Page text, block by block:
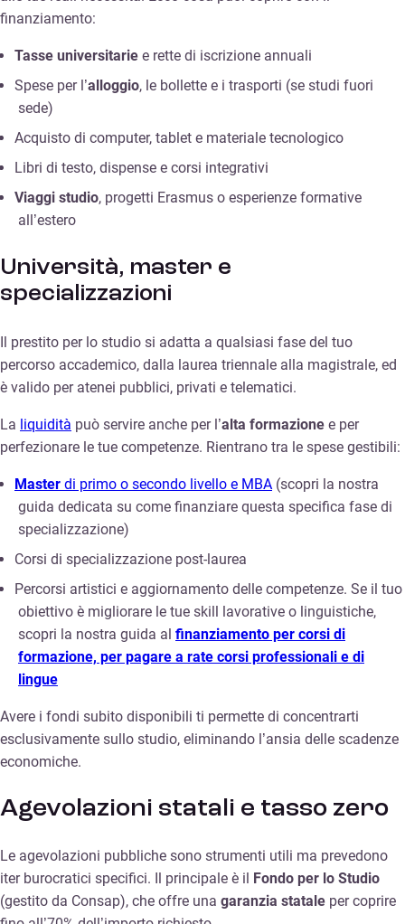
finanziamento:
Tasse universitarie e rette di iscrizione annuali
Spese per l’alloggio, le bollette e i trasporti (se studi fuori
sede)
Acquisto di computer, tablet e materiale tecnologico
Libri di testo, dispense e corsi integrativi
Viaggi studio, progetti Erasmus o esperienze formative
all’estero
Università, master e
specializzazioni
Il prestito per lo studio si adatta a qualsiasi fase del tuo
percorso accademico, dalla laurea triennale alla magistrale, ed
è valido per atenei pubblici, privati e telematici.
La liquidità può servire anche per l’alta formazione e per
perfezionare le tue competenze. Rientrano tra le spese gestibili:
Master di primo o secondo livello e MBA (scopri la nostra
guida dedicata su come finanziare questa specifica fase di
specializzazione)
Corsi di specializzazione post-laurea
Percorsi artistici e aggiornamento delle competenze. Se il tuo
obiettivo è migliorare le tue skill lavorative o linguistiche,
scopri la nostra guida al finanziamento per corsi di
formazione, per pagare a rate corsi professionali e di
lingue
Avere i fondi subito disponibili ti permette di concentrarti
esclusivamente sullo studio, eliminando l’ansia delle scadenze
economiche.
Agevolazioni statali e tasso zero
Le agevolazioni pubbliche sono strumenti utili ma prevedono
iter burocratici specifici. Il principale è il Fondo per lo Studio
(gestito da Consap), che offre una garanzia statale per coprire